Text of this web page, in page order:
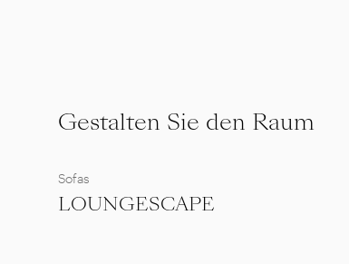
Gestalten Sie den Raum
Sofas
LOUNGESCAPE